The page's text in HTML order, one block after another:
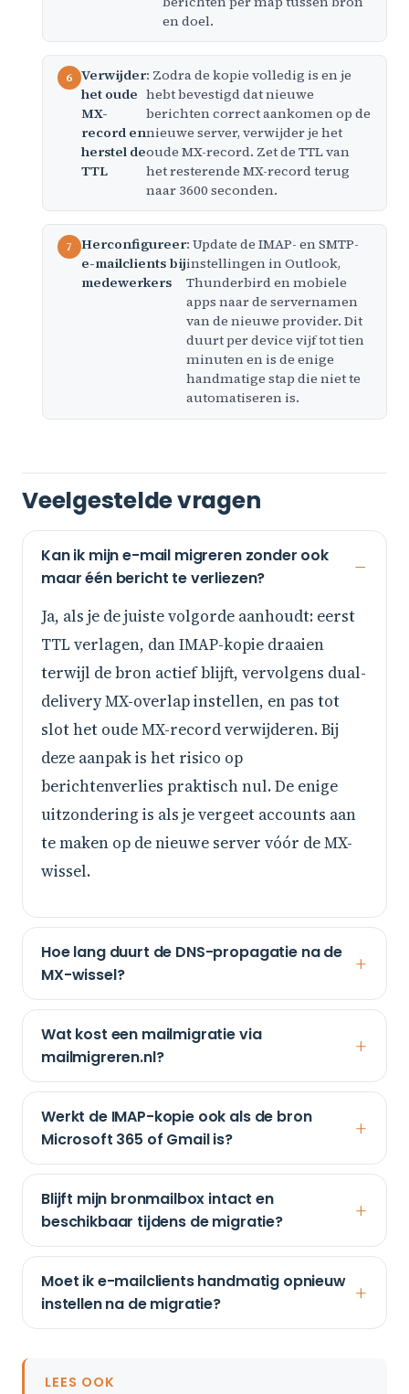
en doel.
Verwijder
het oude
MX-
record en
herstel de
TTL
: Zodra de kopie volledig is en je
hebt bevestigd dat nieuwe
berichten correct aankomen op de
nieuwe server, verwijder je het
oude MX-record. Zet de TTL van
het resterende MX-record terug
naar 3600 seconden.
Herconfigureer
e-mailclients bij
medewerkers
: Update de IMAP- en SMTP-
instellingen in Outlook,
Thunderbird en mobiele
apps naar de servernamen
van de nieuwe provider. Dit
duurt per device vijf tot tien
minuten en is de enige
handmatige stap die niet te
automatiseren is.
Veelgestelde vragen
Kan ik mijn e-mail migreren zonder ook
maar één bericht te verliezen?
Ja, als je de juiste volgorde aanhoudt: eerst
TTL verlagen, dan IMAP-kopie draaien
terwijl de bron actief blijft, vervolgens dual-
delivery MX-overlap instellen, en pas tot
slot het oude MX-record verwijderen. Bij
deze aanpak is het risico op
berichtenverlies praktisch nul. De enige
uitzondering is als je vergeet accounts aan
te maken op de nieuwe server vóór de MX-
wissel.
Hoe lang duurt de DNS-propagatie na de
MX-wissel?
Wat kost een mailmigratie via
mailmigreren.nl?
Werkt de IMAP-kopie ook als de bron
Microsoft 365 of Gmail is?
Blijft mijn bronmailbox intact en
beschikbaar tijdens de migratie?
Moet ik e-mailclients handmatig opnieuw
instellen na de migratie?
LEES OOK